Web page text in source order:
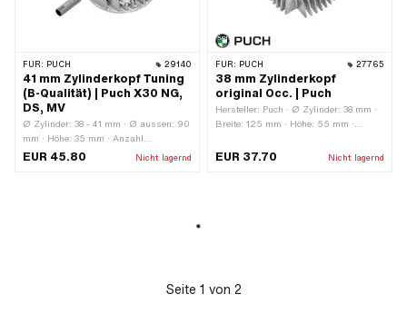
FÜR: PUCH 29140
41 mm Zylinderkopf Tuning
(B-Qualität) | Puch X30 NG,
DS, MV
Ø Zylinder: 38 - 41 mm · Ø aussen: 90
mm · Höhe: 35 mm · Anzahl
Befestigungspunkte: 4 Stk. ·
EUR 45.80 Nicht lagernd
FÜR: PUCH 27765
38 mm Zylinderkopf
original Occ. | Puch
Hersteller: Puch · Ø Zylinder: 38 mm ·
Breite: 125 mm · Höhe: 55 mm ·
Befestigungspunkte: 4 Stk. ·
EUR 37.70 Nicht lagernd
Seite 1 von 2